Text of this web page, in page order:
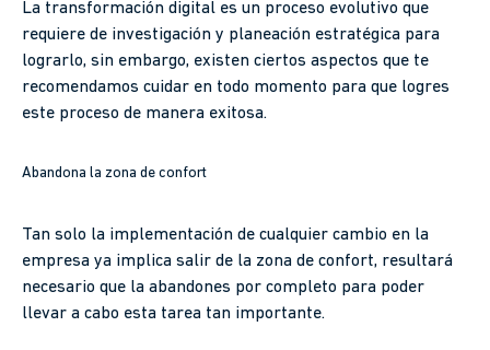
La transformación digital es un proceso evolutivo que
requiere de investigación y planeación estratégica para
lograrlo, sin embargo, existen ciertos aspectos que te
recomendamos cuidar en todo momento para que logres
este proceso de manera exitosa.
Abandona la zona de confort
Tan solo la implementación de cualquier cambio en la
empresa ya implica salir de la zona de confort, resultará
necesario que la abandones por completo para poder
llevar a cabo esta tarea tan importante.